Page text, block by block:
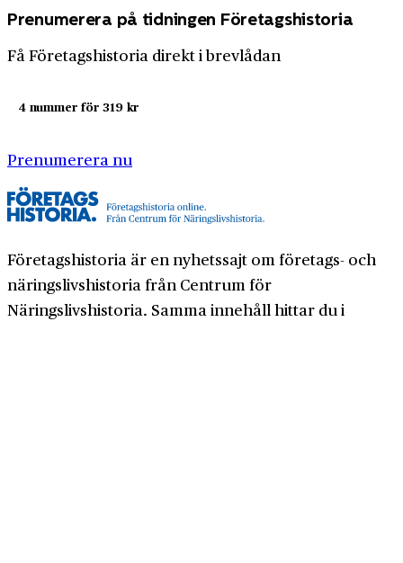
Prenumerera på tidningen Företagshistoria
Få Företagshistoria direkt i brevlådan
4 nummer för 319 kr
Prenumerera nu
Företagshistoria är en nyhetssajt om företags- och
näringslivshistoria från Centrum för
Näringslivshistoria. Samma innehåll hittar du i